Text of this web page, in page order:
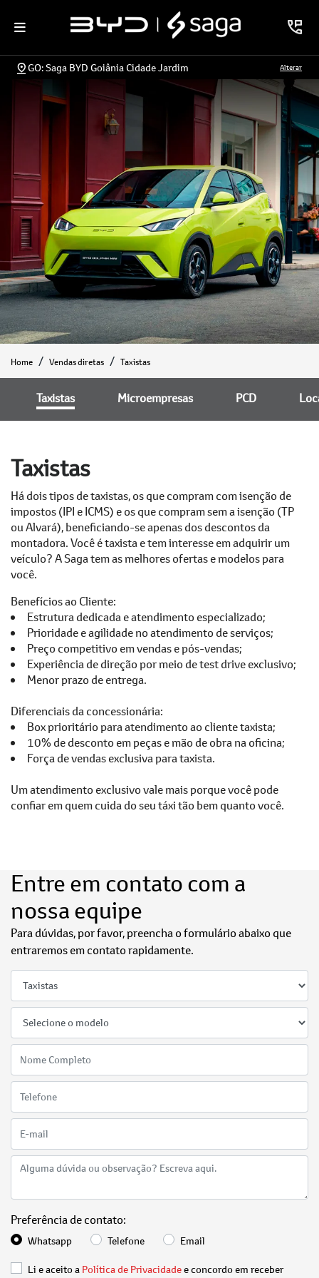
GO: Saga BYD Goiânia Cidade Jardim Alterar
Home Vendas diretas Taxistas
Microempresas PCD
Taxistas
Taxistas
Há dois tipos de taxistas, os que compram com isenção de
impostos (IPI e ICMS) e os que compram sem a isenção (TP
ou Alvará), beneficiando-se apenas dos descontos da
montadora. Você é taxista e tem interesse em adquirir um
veículo? A Saga tem as melhores ofertas e modelos para
você.
Benefícios ao Cliente:
Estrutura dedicada e atendimento especializado;
Prioridade e agilidade no atendimento de serviços;
Preço competitivo em vendas e pós-vendas;
Experiência de direção por meio de test drive exclusivo;
Menor prazo de entrega.
Diferenciais da concessionária:
Box prioritário para atendimento ao cliente taxista;
10% de desconto em peças e mão de obra na oficina;
Força de vendas exclusiva para taxista.
Um atendimento exclusivo vale mais porque você pode
confiar em quem cuida do seu táxi tão bem quanto você.
Entre em contato com a
nossa equipe
Para dúvidas, por favor, preencha o formulário abaixo que
entraremos em contato rapidamente.
Preferência de contato:
Whatsapp Telefone Email
Li e aceito a Política de Privacidadee concordo em receber